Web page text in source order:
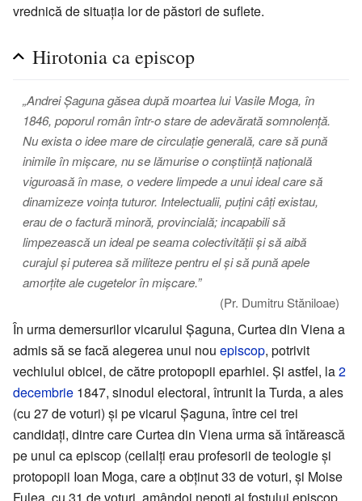
vrednică de situația lor de păstori de suflete.
Hirotonia ca episcop
„Andrei Șaguna găsea după moartea lui Vasile Moga, în
1846, poporul român într-o stare de adevărată somnolență.
Nu exista o idee mare de circulație generală, care să pună
inimile în mișcare, nu se lămurise o conștiință națională
viguroasă în mase, o vedere limpede a unui ideal care să
dinamizeze voința tuturor. Intelectualii, puțini câți existau,
erau de o factură minoră, provincială; incapabili să
limpezească un ideal pe seama colectivității și să aibă
curajul și puterea să militeze pentru el și să pună apele
amorțite ale cugetelor în mișcare.”
(Pr. Dumitru Stăniloae)
În urma demersurilor vicarului Șaguna, Curtea din Viena a
admis să se facă alegerea unui nou episcop, potrivit
vechiului obicei, de către protopopii eparhiei. Și astfel, la2
decembrie 1847, sinodul electoral, întrunit la Turda, a ales
(cu 27 de voturi) și pe vicarul Șaguna, între cei trei
candidați, dintre care Curtea din Viena urma să întărească
pe unul ca episcop (ceilalți erau profesorii de teologie și
protopopii Ioan Moga, care a obținut 33 de voturi, și Moise